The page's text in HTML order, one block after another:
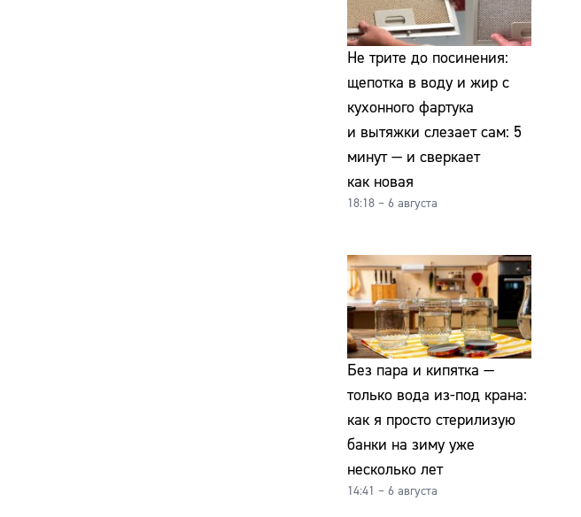
Не трите до посинения:
щепотка в воду и жир с
кухонного фартука
и вытяжки слезает сам: 5
минут — и сверкает
как новая
18:18 – 6 августа
Без пара и кипятка —
только вода из-под крана:
как я просто стерилизую
банки на зиму уже
несколько лет
14:41 – 6 августа